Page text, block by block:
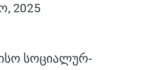
2025
სოციალურ-